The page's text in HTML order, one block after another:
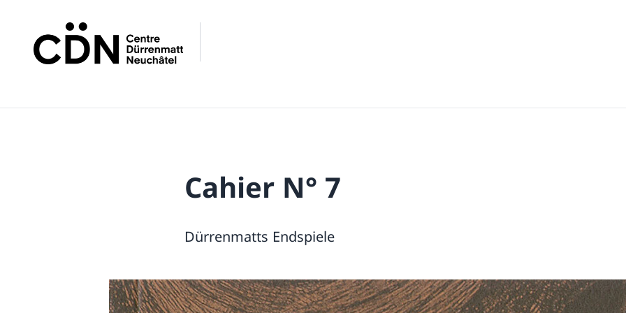
Cahier N° 7
Dürrenmatts Endspiele